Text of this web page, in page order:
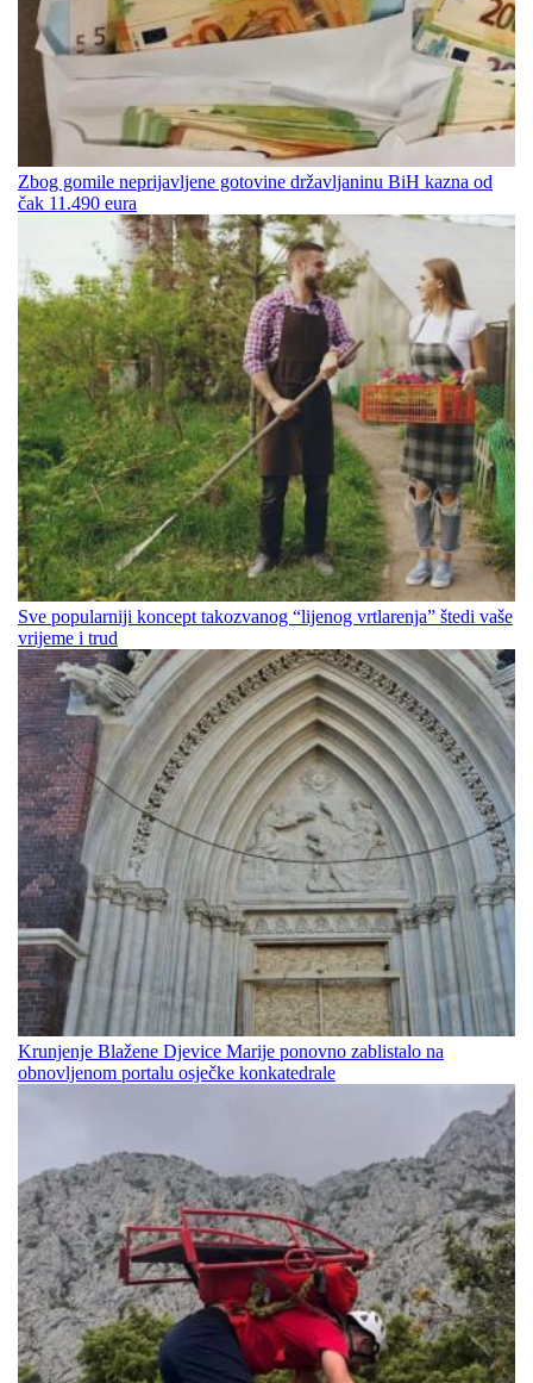
Zbog gomile neprijavljene gotovine državljaninu BiH kazna od
čak 11.490 eura
Sve popularniji koncept takozvanog “lijenog vrtlarenja” štedi vaše
vrijeme i trud
Krunjenje Blažene Djevice Marije ponovno zablistalo na
obnovljenom portalu osječke konkatedrale